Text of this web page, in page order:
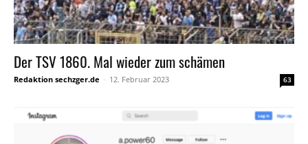
Der TSV 1860. Mal wieder zum schämen
Redaktion sechzger.de - 12. Februar 2023 63